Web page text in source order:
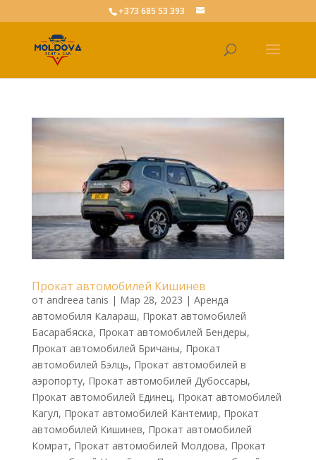
+373 685 53 393
Прокат автомобилей Кишинев
от andreea tanis | Мар 28, 2023 | Аренда
автомобиля Калараш, Прокат автомобилей
Басарабяска, Прокат автомобилей Бендеры,
Прокат автомобилей Бричаны, Прокат
автомобилей Бэлць, Прокат автомобилей в
аэропорту, Прокат автомобилей Дубоссары,
Прокат автомобилей Единец, Прокат автомобилей
Кагул, Прокат автомобилей Кантемир, Прокат
автомобилей Кишинев, Прокат автомобилей
Комрат, Прокат автомобилей Молдова, Прокат